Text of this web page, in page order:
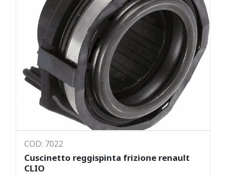
COD: 7022
Cuscinetto reggispinta frizione renault
CLIO